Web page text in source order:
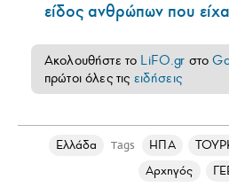
είδος ανθρώπων που
Ακολουθήστε το LiFO.gr στο
πρώτοι όλες τις ειδήσεις
Ελλάδα Tags ΗΠΑ
Αρχηγός